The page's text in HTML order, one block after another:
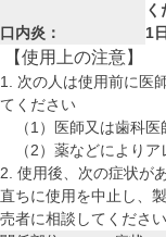
く
口内炎：
1
【使用上の注意】
1. 次の人は使用前に医
てください
（1）医師又は歯科医
（2）薬などによりア
2. 使用後、次の症状が
直ちに使用を中止し、
売者に相談してください